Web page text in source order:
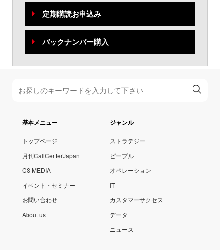
定期購読お申込み
バックナンバー購入
基本メニュー
トップページ
月刊CallCenterJapan
CS MEDIA
イベント・セミナー
お問い合わせ
About us
ジャンル
ストラテジー
ピープル
オペレーション
IT
カスタマーサクセス
データ
ニュース